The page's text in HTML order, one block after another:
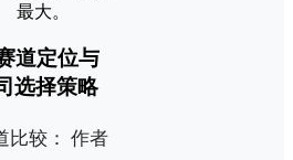
最大。
道定位与
选择策略
比较： 作者